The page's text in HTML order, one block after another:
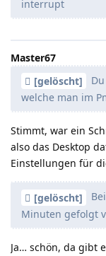
interrupt
Master67
[gelöscht]
welche man im
Stimmt, war ein
also das Desktop
Einstellungen für
[gelöscht]
Minuten gefolgt
Ja… schön, da gibt